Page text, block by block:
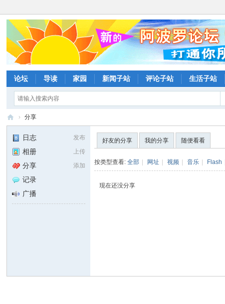
论坛 导读 家园 新闻子站 评论子站 生活子站
坛
› 分享
发布
日志
上传
相册
添加
分享
记录
广播
好友的分享 我的分享 随便看看
按类型查看:全部 网址 视频 音乐 Flash
现在还没分享